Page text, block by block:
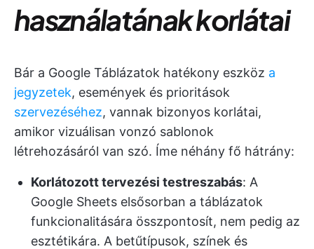
használatának korlátai
Bár a Google Táblázatok hatékony eszköz a
jegyzetek, események és prioritások
szervezéséhez, vannak bizonyos korlátai,
amikor vizuálisan vonzó sablonok
létrehozásáról van szó. Íme néhány fő hátrány:
Korlátozott tervezési testreszabás: A
Google Sheets elsősorban a táblázatok
funkcionalitására összpontosít, nem pedig az
esztétikára. A betűtípusok, színek és